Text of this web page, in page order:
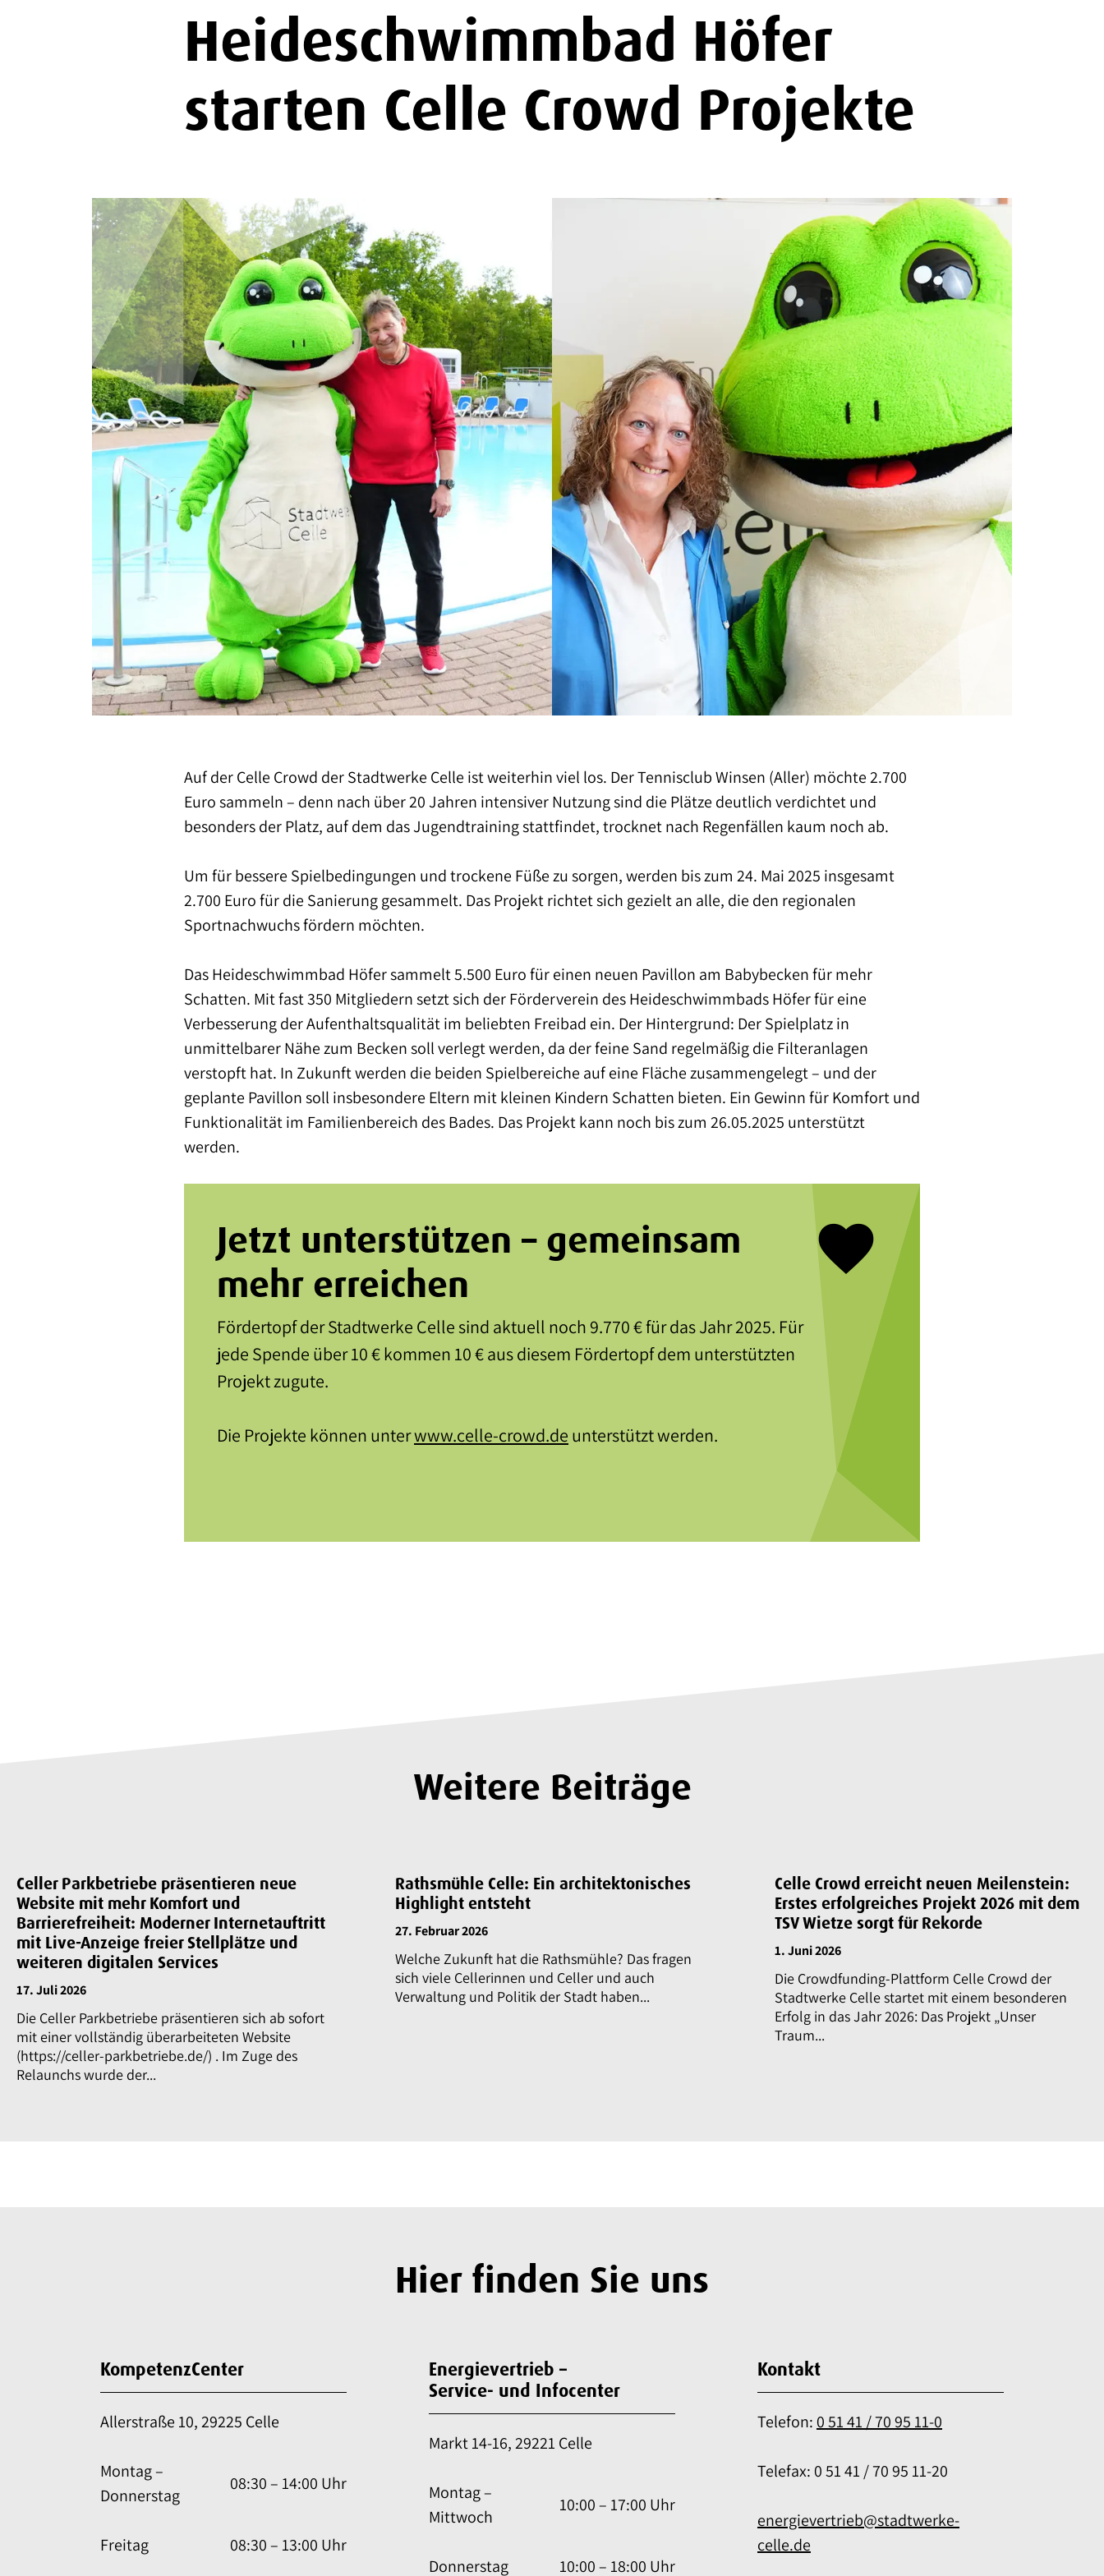
Heideschwimmbad Höfer
starten Celle Crowd Projekte
Auf der Celle Crowd der Stadtwerke Celle ist weiterhin viel los. Der Tennisclub Winsen (Aller) möchte 2.700
Euro sammeln – denn nach über 20 Jahren intensiver Nutzung sind die Plätze deutlich verdichtet und
besonders der Platz, auf dem das Jugendtraining stattfindet, trocknet nach Regenfällen kaum noch ab.
Um für bessere Spielbedingungen und trockene Füße zu sorgen, werden bis zum 24. Mai 2025 insgesamt
2.700 Euro für die Sanierung gesammelt. Das Projekt richtet sich gezielt an alle, die den regionalen
Sportnachwuchs fördern möchten.
Das Heideschwimmbad Höfer sammelt 5.500 Euro für einen neuen Pavillon am Babybecken für mehr
Schatten. Mit fast 350 Mitgliedern setzt sich der Förderverein des Heideschwimmbads Höfer für eine
Verbesserung der Aufenthaltsqualität im beliebten Freibad ein. Der Hintergrund: Der Spielplatz in
unmittelbarer Nähe zum Becken soll verlegt werden, da der feine Sand regelmäßig die Filteranlagen
verstopft hat. In Zukunft werden die beiden Spielbereiche auf eine Fläche zusammengelegt – und der
geplante Pavillon soll insbesondere Eltern mit kleinen Kindern Schatten bieten. Ein Gewinn für Komfort und
Funktionalität im Familienbereich des Bades. Das Projekt kann noch bis zum 26.05.2025 unterstützt
werden.
favorite
Jetzt unterstützen – gemeinsam
mehr erreichen
Fördertopf der Stadtwerke Celle sind aktuell noch 9.770 € für das Jahr 2025. Für
jede Spende über 10 € kommen 10 € aus diesem Fördertopf dem unterstützten
Projekt zugute.
Die Projekte können unterwww.celle-crowd.de unterstützt werden.
Weitere Beiträge
Celler Parkbetriebe präsentieren neue
Website mit mehr Komfort und
Barrierefreiheit: Moderner Internetauftritt
mit Live-Anzeige freier Stellplätze und
weiteren digitalen Services
17. Juli 2026
Die Celler Parkbetriebe präsentieren sich ab sofort
mit einer vollständig überarbeiteten Website
(https://celler-parkbetriebe.de/) . Im Zuge des
Relaunchs wurde der...
Rathsmühle Celle: Ein architektonisches
Highlight entsteht
27. Februar 2026
Welche Zukunft hat die Rathsmühle? Das fragen
sich viele Cellerinnen und Celler und auch
Verwaltung und Politik der Stadt haben...
Celle Crowd erreicht neuen Meilenstein:
Erstes erfolgreiches Projekt 2026 mit dem
TSV Wietze sorgt für Rekorde
1. Juni 2026
Die Crowdfunding-Plattform Celle Crowd der
Stadtwerke Celle startet mit einem besonderen
Erfolg in das Jahr 2026: Das Projekt „Unser
Traum...
Hier finden Sie uns
KompetenzCenter
Allerstraße 10, 29225 Celle
Montag –
Donnerstag
08:30 – 14:00 Uhr
Freitag 08:30 – 13:00 Uhr
Energievertrieb –
Service- und Infocenter
Markt 14-16, 29221 Celle
Montag –
Mittwoch
10:00 – 17:00 Uhr
Donnerstag 10:00 – 18:00 Uhr
Kontakt
Telefon: 0 51 41 / 70 95 11-0
Telefax: 0 51 41 / 70 95 11-20
energievertrieb@stadtwerke-
celle.de